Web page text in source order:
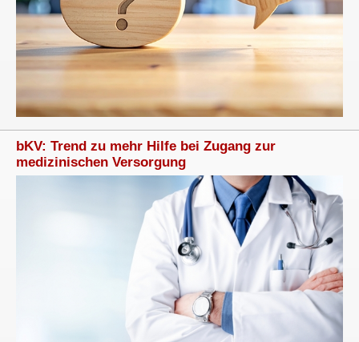
bKV: Trend zu mehr Hilfe bei Zugang zur
medizinischen Versorgung